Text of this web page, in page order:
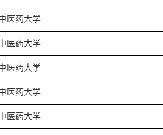
医药大学
医药大学
医药大学
医药大学
医药大学